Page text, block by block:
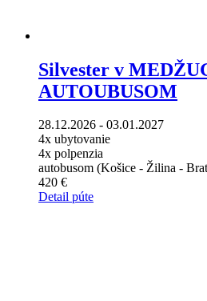
Silvester v
AUTOUBUSOM
28.12.2026 - 03.01.2027
4x ubytovanie
4x polpenzia
autobusom (Košice - Žilina -
420 €
Detail púte